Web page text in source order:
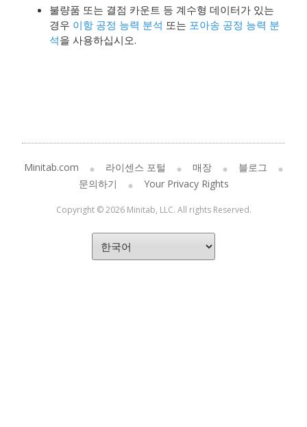
불량품 또는 결점 카운트 등 계수형 데이터가 있는
경우 이항 공정 능력 분석 또는 포아송 공정 능력 분
석을 사용하십시오.
Minitab.com 라이센스 포털 매장
블로그
문의하기
Your Privacy Rights
Copyright © 2026 Minitab, LLC. All rights Reserved.